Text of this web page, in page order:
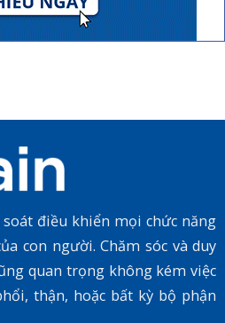
điều khiển mọi chức năng
con người. Chăm sóc và duy
quan trọng không kém việc
thận, hoặc bất kỳ bộ phận